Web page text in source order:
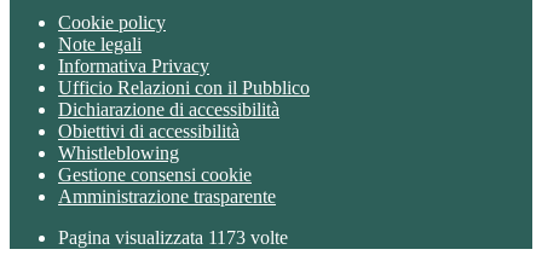
Cookie policy
Note legali
Informativa Privacy
Ufficio Relazioni con il Pubblico
Dichiarazione di accessibilità
Obiettivi di accessibilità
Whistleblowing
Gestione consensi cookie
Amministrazione trasparente
Pagina visualizzata 1173 volte